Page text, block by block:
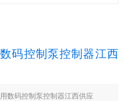
码控制泵控制器江西
数码控制泵控制器江西供应